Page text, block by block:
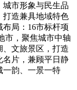
市形象与民生品
打造兼具地域特色
局：16市标杆项
市，聚焦城市中轴
文旅景区，打造
名片，兼顾平日静
一韵、一景一特